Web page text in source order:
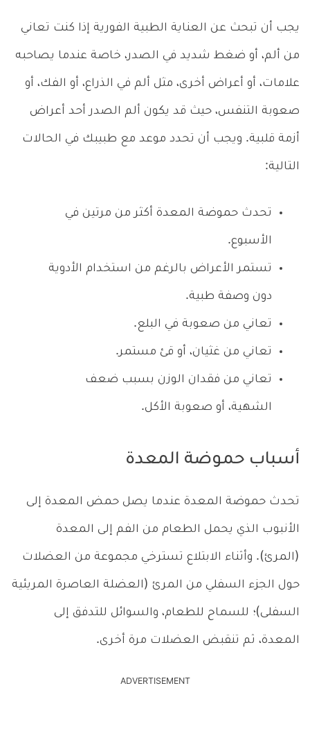
يجب أن تبحث عن العناية الطبية الفورية إذا كنت تعاني
من ألم، أو ضغط شديد في الصدر، خاصة عندما يصاحبه
علامات، أو أعراض أخرى، مثل ألم في الذراع، أو الفك، أو
صعوبة التنفس، حيث قد يكون ألم الصدر أحد أعراض
أزمة قلبية. ويجب أن تحدد موعد مع طبيبك في الحالات
التالية:
تحدث حموضة المعدة أكثر من مرتين في
الأسبوع.
تستمر الأعراض بالرغم من استخدام الأدوية
دون وصفة طبية.
تعاني من صعوبة في البلع.
تعاني من غثيان، أو قئ مستمر.
تعاني من فقدان الوزن بسبب ضعف
الشهية، أو صعوبة الأكل.
أسباب حموضة المعدة
تحدث حموضة المعدة عندما يصل حمض المعدة إلى
الأنبوب الذي يحمل الطعام من الفم إلى المعدة
(المرئ). وأثناء الابتلاع تسترخي مجموعة من العضلات
حول الجزء السفلي من المرئ (العضلة العاصرة المريئية
السفلى)؛ للسماح للطعام، والسوائل للتدفق إلى
المعدة، ثم تنقبض العضلات مرة أخرى.
ADVERTISEMENT